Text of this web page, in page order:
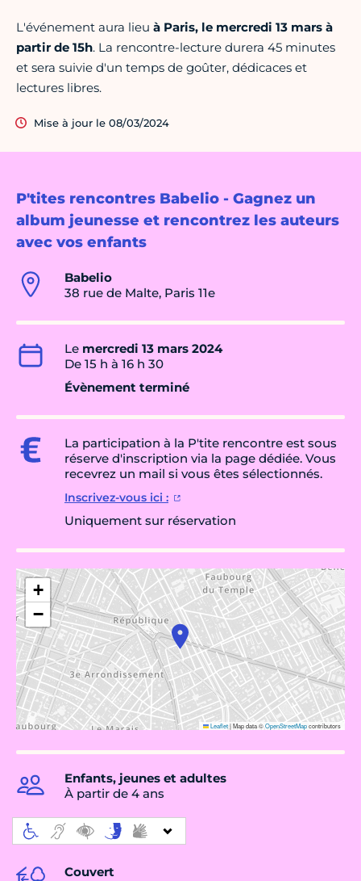
P'tites rencontres Babelio - Gagnez un
album jeunesse et rencontrez les auteurs
avec vos enfants
Babelio
38 rue de Malte, Paris 11e
Le mercredi 13 mars 2024
De 15 h à 16 h 30
Évènement terminé
La participation à la P'tite rencontre est sous
réserve d'inscription via la page dédiée. Vous
recevrez un mail si vous êtes sélectionnés.
Inscrivez-vous ici :
Uniquement sur réservation
+
−
Leaflet|Map data ©OpenStreetMapcontributors
Enfants, jeunes et adultes
À partir de 4 ans
Couvert
L'événement aura lieu à Paris, le mercredi 13 mars à
partir de 15h. La rencontre-lecture durera 45 minutes
et sera suivie d'un temps de goûter, dédicaces et
lectures libres.
Mise à jour le 08/03/2024